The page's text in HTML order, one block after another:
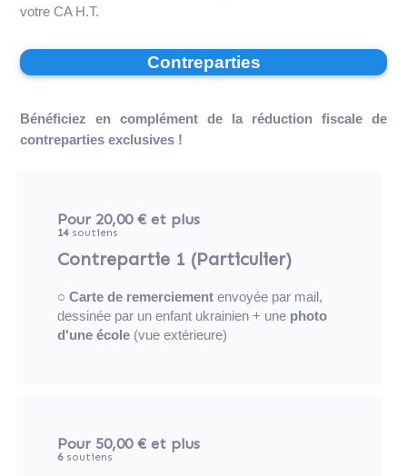
votre CA H.T.
Contreparties
Bénéficiez en complément de la réduction fiscale de
contreparties exclusives !
Pour 20,00 € et plus
14soutiens
Contrepartie 1 (Particulier)
○ Carte de remerciementenvoyée par mail,
dessinée par un enfant ukrainien + une photo
d'une école(vue extérieure)
Pour 50,00 € et plus
6soutiens